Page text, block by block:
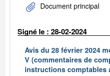
Document principal
Signé le : 28-02-2024
Avis du 28 février 2024
V (commentaires de
instructions comptables